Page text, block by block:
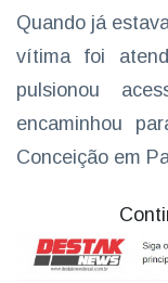
Quando já
vítima foi
pulsionou
encaminhou
Conceição em